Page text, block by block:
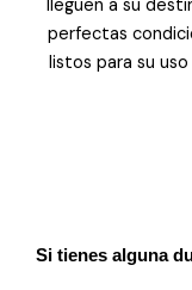
lleguen a su
perfectas
listos para su
Si tienes alguna